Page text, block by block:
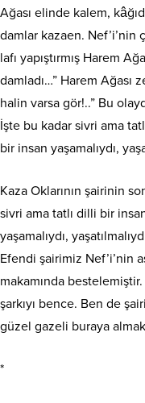
Ağası elinde kalem,
damlar kazaen.
lafı yapıştırmış Harem
damladı…” Harem Ağası
halin varsa gör!..” Bu
İşte bu kadar sivri ama
bir insan yaşamalıydı,
Kaza Oklarının şairinin
sivri ama tatlı dilli bir
yaşamalıydı,
Efendi şairimiz Nef’i’nin
makamında
şarkıyı bence. Ben de
güzel gazeli buraya
*